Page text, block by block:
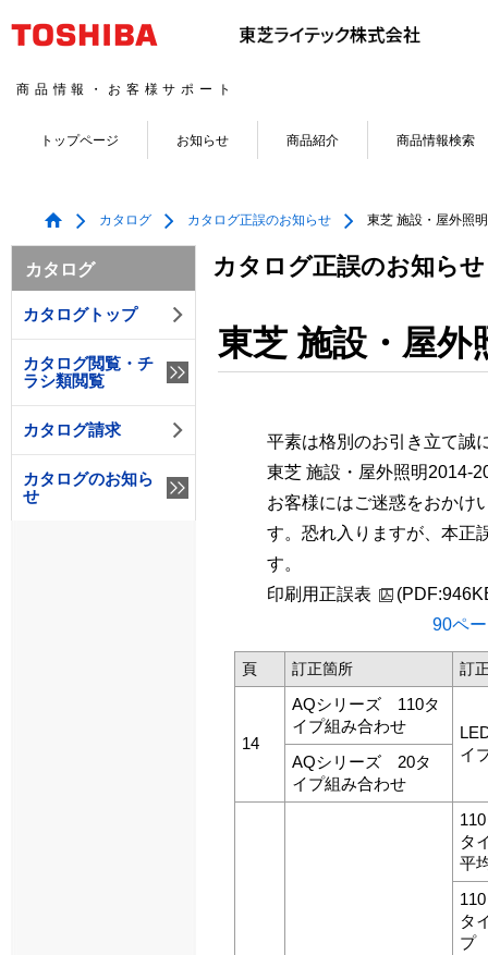
商品情報・お客様サポート
トップページ お知らせ 商品紹介 商品情報検索
カタログ カタログ正誤のお知らせ 東芝 施設・屋外照
カタログ
カタログトップ
カタログ閲覧・チ
ラシ類閲覧
カタログ請求
カタログのお知ら
せ
カタログ正誤のお知らせ
東芝 施設・屋外
平素は格別のお引き立て誠
東芝 施設・屋外照明2014-
お客様にはご迷惑をおかけ
す。恐れ入りますが、本正
す。
印刷用正誤表
90ペ
頁 訂正箇所 訂
14
AQシリーズ 110タ
イプ組み合わせ
イ
AQシリーズ 20タ
イプ組み合わせ
タ
平
タ
プ